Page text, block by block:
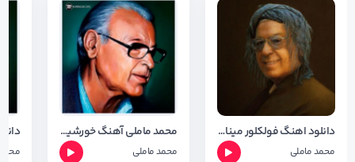
دانلود اهنگ فولکلور مینا با صدای محمد ماملی با کیفیت 320
محمد ماملی
محمد ماملی آهنگ خورشیده خاور
محمد ماملی